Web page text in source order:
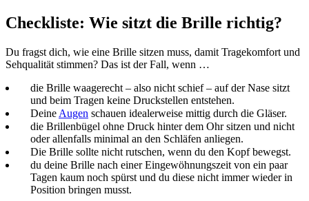
Checkliste: Wie sitzt die Brille richtig?
Du fragst dich, wie eine Brille sitzen muss, damit Tragekomfort und
Sehqualität stimmen? Das ist der Fall, wenn …
die Brille waagerecht ‒ also nicht schief ‒ auf der Nase sitzt
und beim Tragen keine Druckstellen entstehen.
Deine Augen schauen idealerweise mittig durch die Gläser.
die Brillenbügel ohne Druck hinter dem Ohr sitzen und nicht
oder allenfalls minimal an den Schläfen anliegen.
Die Brille sollte nicht rutschen, wenn du den Kopf bewegst.
du deine Brille nach einer Eingewöhnungszeit von ein paar
Tagen kaum noch spürst und du diese nicht immer wieder in
Position bringen musst.